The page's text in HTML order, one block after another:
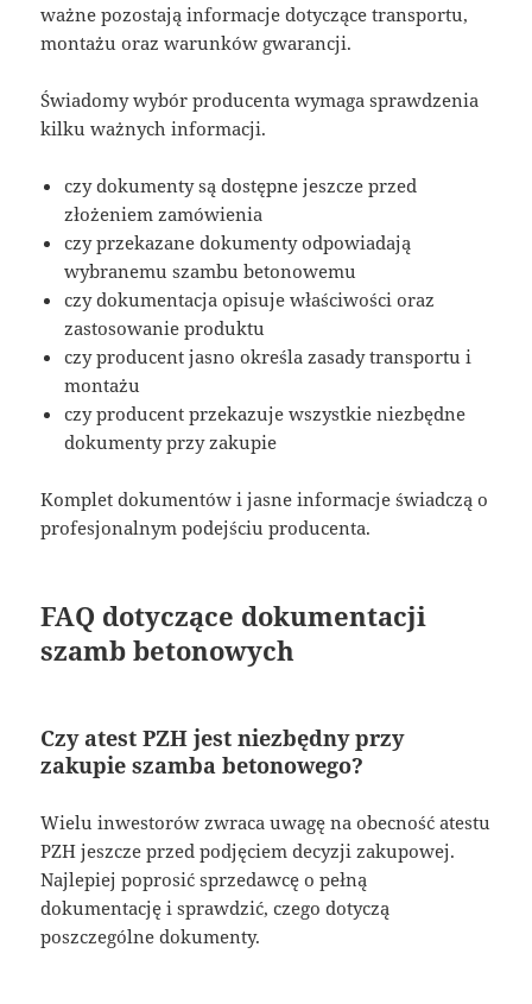
ważne pozostają informacje dotyczące transportu,
montażu oraz warunków gwarancji.
Świadomy wybór producenta wymaga sprawdzenia
kilku ważnych informacji.
czy dokumenty są dostępne jeszcze przed
złożeniem zamówienia
czy przekazane dokumenty odpowiadają
wybranemu szambu betonowemu
czy dokumentacja opisuje właściwości oraz
zastosowanie produktu
czy producent jasno określa zasady transportu i
montażu
czy producent przekazuje wszystkie niezbędne
dokumenty przy zakupie
Komplet dokumentów i jasne informacje świadczą o
profesjonalnym podejściu producenta.
FAQ dotyczące dokumentacji
szamb betonowych
Czy atest PZH jest niezbędny przy
zakupie szamba betonowego?
Wielu inwestorów zwraca uwagę na obecność atestu
PZH jeszcze przed podjęciem decyzji zakupowej.
Najlepiej poprosić sprzedawcę o pełną
dokumentację i sprawdzić, czego dotyczą
poszczególne dokumenty.